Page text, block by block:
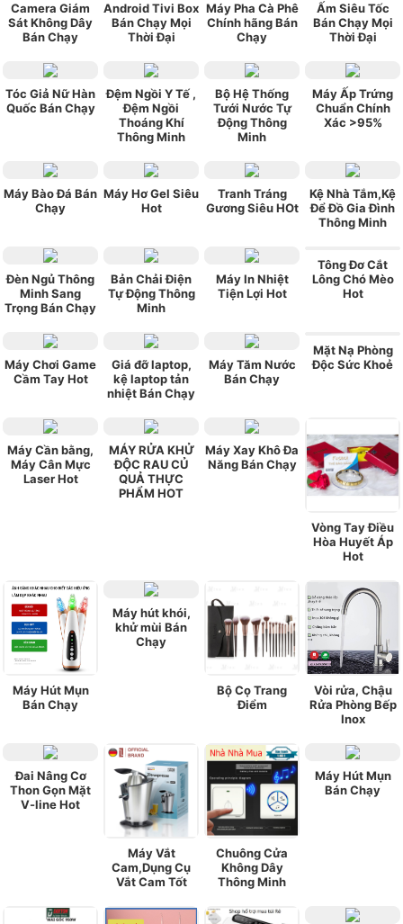
Camera Giám
Sát Không Dây
Bán Chạy
Android Tivi Box
Bán Chạy Mọi
Thời Đại
Máy Pha Cà Phê
Chính hãng Bán
Chạy
Ấm Siêu Tốc
Bán Chạy Mọi
Thời Đại
Tóc Giả Nữ Hàn
Quốc Bán Chạy
Đệm Ngồi Y Tế ,
Đệm Ngồi
Thoáng Khí
Thông Minh
Bộ Hệ Thống
Tưới Nước Tự
Động Thông
Minh
Máy Ấp Trứng
Chuẩn Chính
Xác >95%
Máy Bào Đá Bán
Chạy
Máy Hơ Gel Siêu
Hot
Tranh Tráng
Gương Siêu HOt
Kệ Nhà Tắm,Kệ
Để Đồ Gia Đình
Thông Minh
Đèn Ngủ Thông
Minh Sang
Trọng Bán Chạy
Bản Chải Điện
Tự Động Thông
Minh
Máy In Nhiệt
Tiện Lợi Hot
Tông Đơ Cắt
Lông Chó Mèo
Hot
Máy Chơi Game
Cầm Tay Hot
Giá đỡ laptop,
kệ laptop tản
nhiệt Bán Chạy
Máy Tăm Nước
Bán Chạy
Mặt Nạ Phòng
Độc Sức Khoẻ
Máy Cần bằng,
Máy Cân Mực
Laser Hot
MÁY RỬA KHỬ
ĐỘC RAU CỦ
QUẢ THỰC
PHẨM HOT
Máy Xay Khô Đa
Năng Bán Chạy
Vòng Tay Điều
Hòa Huyết Áp
Hot
Máy Hút Mụn
Bán Chạy
Máy hút khói,
khử mùi Bán
Chạy
Bộ Cọ Trang
Điểm
Vòi rửa, Chậu
Rửa Phòng Bếp
Inox
Đai Nâng Cơ
Thon Gọn Mặt
V-line Hot
Máy Vắt
Cam,Dụng Cụ
Vắt Cam Tốt
Chuông Cửa
Không Dây
Thông Minh
Máy Hút Mụn
Bán Chạy